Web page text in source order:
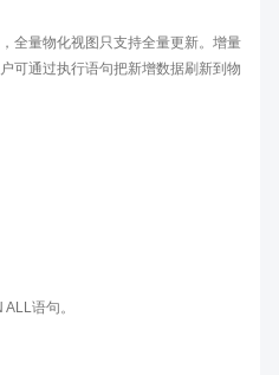
全量物化视图只支持全量更新。增量
可通过执行语句把新增数据刷新到物
语句。